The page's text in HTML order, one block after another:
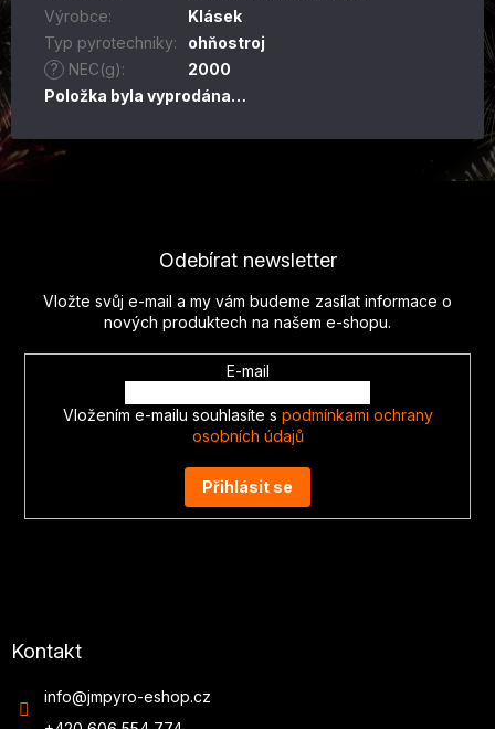
Výrobce:
Klásek
Typ pyrotechniky:
ohňostroj
?
NEC(g):
2000
Položka byla vyprodána…
Odebírat newsletter
Vložte svůj e-mail a my vám budeme zasílat informace o
nových produktech na našem e-shopu.
E-mail
Vložením e-mailu souhlasíte s podmínkami ochrany
osobních údajů
Přihlásit se
Kontakt
info@jmpyro-eshop.cz